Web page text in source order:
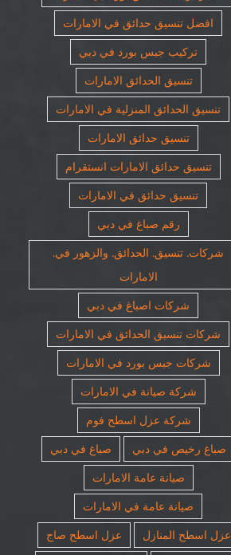
افضل تنسيق حدائق في الامارات
تركيب جبس بورد في دبي
تنسيق الحدائق الامارات
تنسيق الحدائق المنزلية في الامارات
تنسيق حدائق الامارات
تنسيق حدائق الامارات انستقرام
تنسيق حدائق في الامارات
رقم صباغ في دبي
شركات. تنسيق. الحدائق. والزهور في.
الامارات
شركات اصباغ في دبي
شركات تنسيق الحدائق في الامارات
شركات جبس بورد في الامارات
شركة صيانة في الامارات
شركة عزل اسطح فوم
صباغ رخيص في دبي
صباغ في دبي
صيانة عامة الامارات
صيانة عامة في الامارات
عزل اسطح المنازل
عزل اسطح صاج